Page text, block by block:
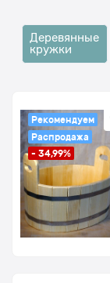
Деревянные
кружки
Рекомендуем
Распродажа
- 34,99%